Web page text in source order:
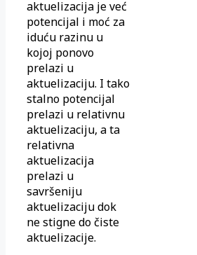
aktuelizacija je već
potencijal i moć za
iduću razinu u
kojoj ponovo
prelazi u
aktuelizaciju. I tako
stalno potencijal
prelazi u relativnu
aktuelizaciju, a ta
relativna
aktuelizacija
prelazi u
savršeniju
aktuelizaciju dok
ne stigne do čiste
aktuelizacije.